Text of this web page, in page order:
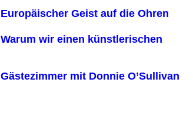
Europäischer Geist auf die Ohren
Warum wir einen künstlerischen
Gästezimmer mit Donnie O’Sullivan